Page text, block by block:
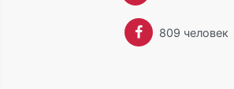
809 человек